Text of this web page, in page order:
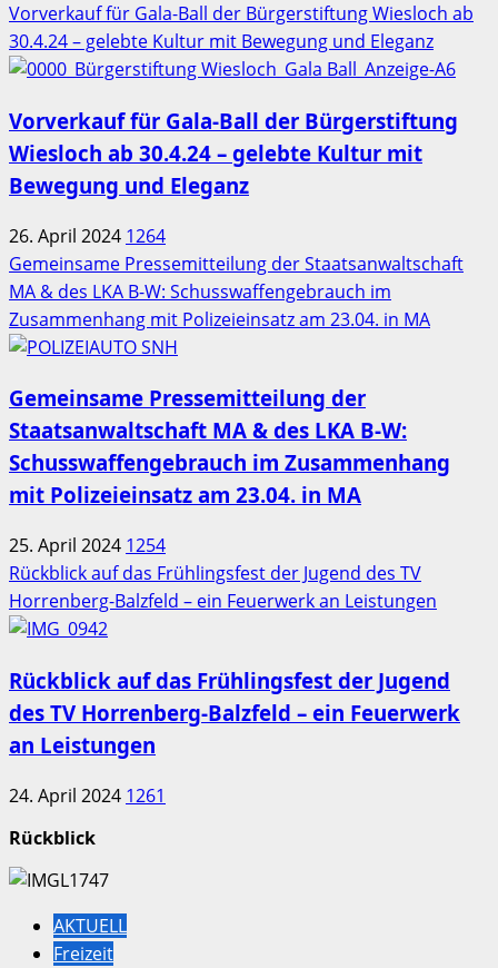
Vorverkauf für Gala-Ball der Bürgerstiftung Wiesloch ab
30.4.24 – gelebte Kultur mit Bewegung und Eleganz
Vorverkauf für Gala-Ball der Bürgerstiftung
Wiesloch ab 30.4.24 – gelebte Kultur mit
Bewegung und Eleganz
26. April 2024 1264
Gemeinsame Pressemitteilung der Staatsanwaltschaft
MA & des LKA B-W: Schusswaffengebrauch im
Zusammenhang mit Polizeieinsatz am 23.04. in MA
Gemeinsame Pressemitteilung der
Staatsanwaltschaft MA & des LKA B-W:
Schusswaffengebrauch im Zusammenhang
mit Polizeieinsatz am 23.04. in MA
25. April 2024 1254
Rückblick auf das Frühlingsfest der Jugend des TV
Horrenberg-Balzfeld – ein Feuerwerk an Leistungen
Rückblick auf das Frühlingsfest der Jugend
des TV Horrenberg-Balzfeld – ein Feuerwerk
an Leistungen
24. April 2024 1261
Rückblick
AKTUELL
Freizeit